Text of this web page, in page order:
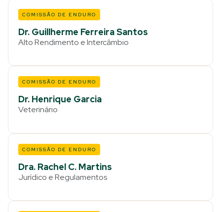
COMISSÃO DE ENDURO
Dr. Guillherme Ferreira Santos
Alto Rendimento e Intercâmbio
COMISSÃO DE ENDURO
Dr. Henrique Garcia
Veterinário
COMISSÃO DE ENDURO
Dra. Rachel C. Martins
Jurídico e Regulamentos